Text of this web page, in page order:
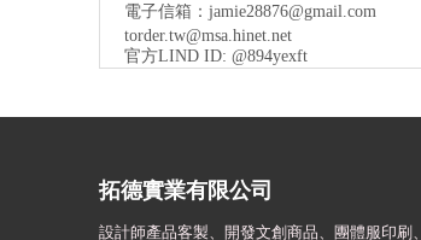
電子信箱： jamie28876@gmail.com
torder.tw@msa.hinet.net
官方LIND ID: @894yexft
拓德實業有限公司
設計師產品客製、開發文創商品、團體服印刷、